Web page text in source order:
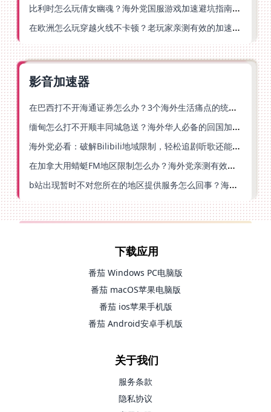
比利时怎么玩倩女幽魂？海外党国服游戏加速避坑指南（附实测推荐）
在欧洲怎么玩穿越火线不卡顿？老玩家亲测有效的加速器选择指南
影音加速器
在巴西打不开海通证券怎么办？3个海外生活痛点的统一解决方案
缅甸怎么打不开顺丰同城急送？海外华人必备的回国加速指南（附B站会员游戏解决方案）
海外党必看：破解Bilibili地域限制，轻松追剧听歌还能流畅理财的实用指南
在加拿大用蜻蜓FM地区限制怎么办？海外党亲测有效的回国加速方案
b站出现暂时不对您所在的地区提供服务怎么回事？海外党亲测有效的回国加速方案
下载应用
番茄 Windows PC电脑版
番茄 macOS苹果电脑版
番茄 ios苹果手机版
番茄 Android安卓手机版
关于我们
服务条款
隐私协议